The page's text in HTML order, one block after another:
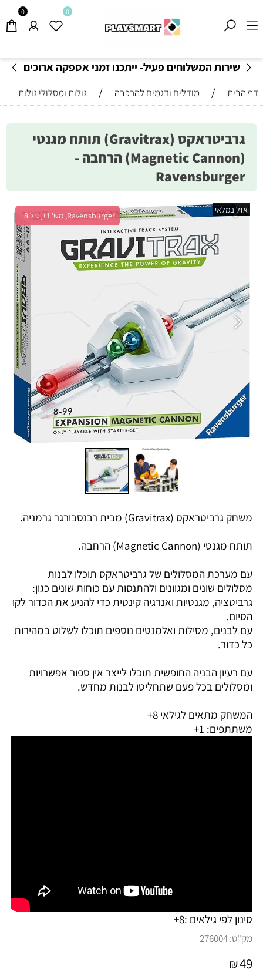
ייתכנו זמני אספקה ארוכים
משלוחים חינם
0 0
דף הבית / מודלים ודגמים להרכבה / גולות ומסלולי גולות
גרביטראקס (Gravitrax) תותח מגנטי
(Magnetic Cannon) הרחבה -
Ravensburger
Ravensburger, מש' 1+, גיל 8+
אזל במלאי
משחק גרביטראקס (Gravitrax) מבית רבנסבורגרגרמניה.
תותח מגנטי (Magnetic Cannon) הרחבה.
עם מערכת המסלולים של גרביטראקס תוכלו לבנות
מסלולים שונים ומגוונים ולהתנסות עם כוחות שונים כגון:
גרביטציה, מגנטיות ואנרגיה קינטית כדי להניע את הכדור לקו
הסיום.
עם לבנים, מסילות ואלמנטים נוספים תוכלו לשלוט במהירות
כל כדור.
עם רעיון הבניה החופשית תוכלו לייצר אין ספור אפשרויות
ומסלולים בכל פעם שתחליטו לבנות מחדש.
המשחק מתאים לגילאי 8+
משתתפים: 1+
סינון לפי גילאים :8+
מק"ט:276004
₪49